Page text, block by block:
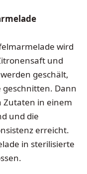
wird
und
geschält,
Dann
Zutaten in einem
und die
erreicht.
in sterilisierte